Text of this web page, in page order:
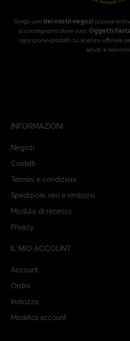
Scegli uno dei nostri negozi oppure
lo consegnamo dove vuoi: Oggetti
ogni giorno prodotti su licenza ufficiale
adulti e
INFORMAZIONI
Negozi
Contatti
Termini e condizioni
Spedizioni, resi e rimborsi
Modulo di recesso
Privacy
IL MIO ACCOUNT
Account
Ordini
Indirizzo
Modifica account